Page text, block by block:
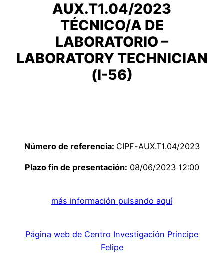
AUX.T1.04/2023
TÉCNICO/A DE
LABORATORIO –
LABORATORY TECHNICIAN
(I-56)
Número de referencia: CIPF-AUX.T1.04/2023
Plazo fin de presentación: 08/06/2023 12:00
más información pulsando aquí
Página web de Centro Investigación Principe
Felipe